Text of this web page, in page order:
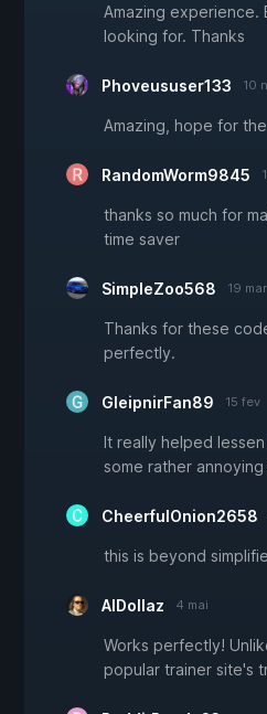
Amazing experience.
looking for. Thanks
Phoveususer133 10
Amazing, hope for
RandomWorm9845
thanks so much for
time saver
SimpleZoo568 19 mar
Thanks for these
perfectly.
GleipnirFan89 15 fev
It really helped
some rather
CheerfulOnion2658
this is beyond
AlDollaz 4 mai
Works perfectly!
popular trainer site's